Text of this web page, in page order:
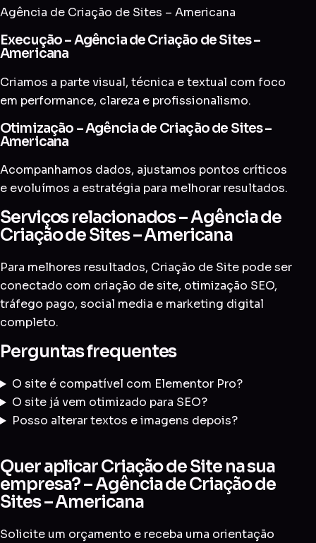
Agência de Criação de Sites – Americana
Execução – Agência de Criação de Sites –
Americana
Criamos a parte visual, técnica e textual com foco
em performance, clareza e profissionalismo.
Otimização – Agência de Criação de Sites –
Americana
Acompanhamos dados, ajustamos pontos críticos
e evoluímos a estratégia para melhorar resultados.
Serviços relacionados – Agência de
Criação de Sites – Americana
Para melhores resultados, Criação de Site pode ser
conectado com criação de site, otimização SEO,
tráfego pago, social media e marketing digital
completo.
Perguntas frequentes
O site é compatível com Elementor Pro?
O site já vem otimizado para SEO?
Posso alterar textos e imagens depois?
Quer aplicar Criação de Site na sua
empresa? – Agência de Criação de
Sites – Americana
Solicite um orçamento e receba uma orientação